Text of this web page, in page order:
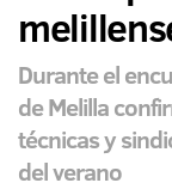
Durante el
de Melilla
técnicas y
del verano